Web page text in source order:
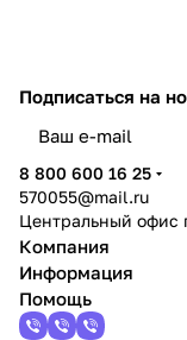
Подписаться на
8 800 600 16 25
570055@mail.ru
Центральный офис
Компания
Информация
Помощь